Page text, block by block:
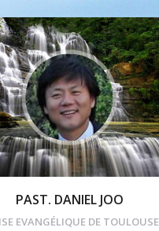
PAST. DANIEL JOO
EVANGÉLIQUE DE TOULOUSE